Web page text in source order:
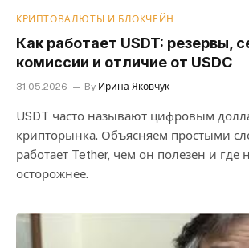
КРИПТОВАЛЮТЫ И БЛОКЧЕЙН
Как работает USDT: резервы,
комиссии и отличие от USDC
31.05.2026 By Ирина Яковчук
USDT часто называют цифровым
крипторынка. Объясняем простыми
работает Tether, чем он полезен и где
осторожнее.